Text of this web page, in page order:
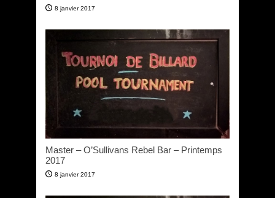
8 janvier 2017
Master – O’Sullivans Rebel Bar – Printemps
2017
8 janvier 2017